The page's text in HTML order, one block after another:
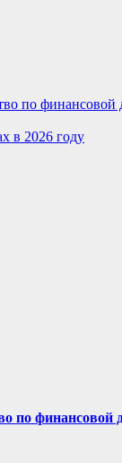
по
в 2026 году
по финансовой